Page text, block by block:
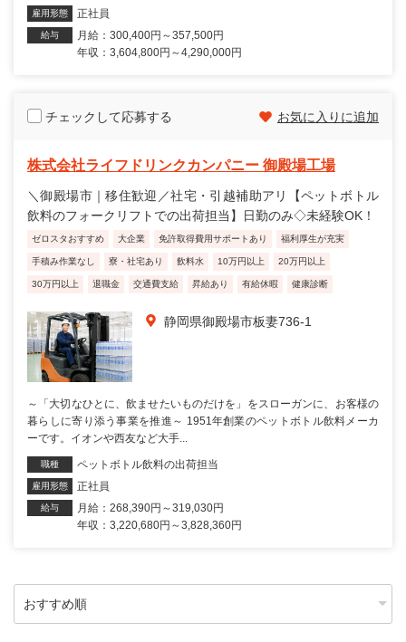
雇用形態 正社員
給与
月給：300,400円～357,500円
年収：3,604,800円～4,290,000円
チェックして応募する お気に入りに追加
株式会社ライフドリンクカンパニー 御殿場工場
＼御殿場市｜移住歓迎／社宅・引越補助アリ【ペットボトル
飲料のフォークリフトでの出荷担当】日勤のみ◇未経験OK！
ゼロスタおすすめ 大企業 免許取得費用サポートあり 福利厚生が充実
手積み作業なし 寮・社宅あり 飲料水 10万円以上 20万円以上
30万円以上 退職金 交通費支給 昇給あり 有給休暇 健康診断
静岡県御殿場市板妻736-1
～「大切なひとに、飲ませたいものだけを」をスローガンに、お客様の
暮らしに寄り添う事業を推進～ 1951年創業のペットボトル飲料メーカ
ーです。イオンや西友など大手...
職種 ペットボトル飲料の出荷担当
雇用形態 正社員
給与
月給：268,390円～319,030円
年収：3,220,680円～3,828,360円